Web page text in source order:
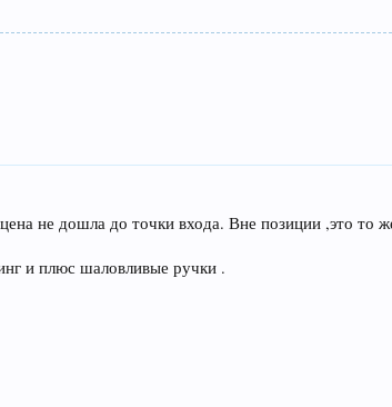
не дошла до точки входа. Вне позиции ,это то
и плюс шаловливые ручки .